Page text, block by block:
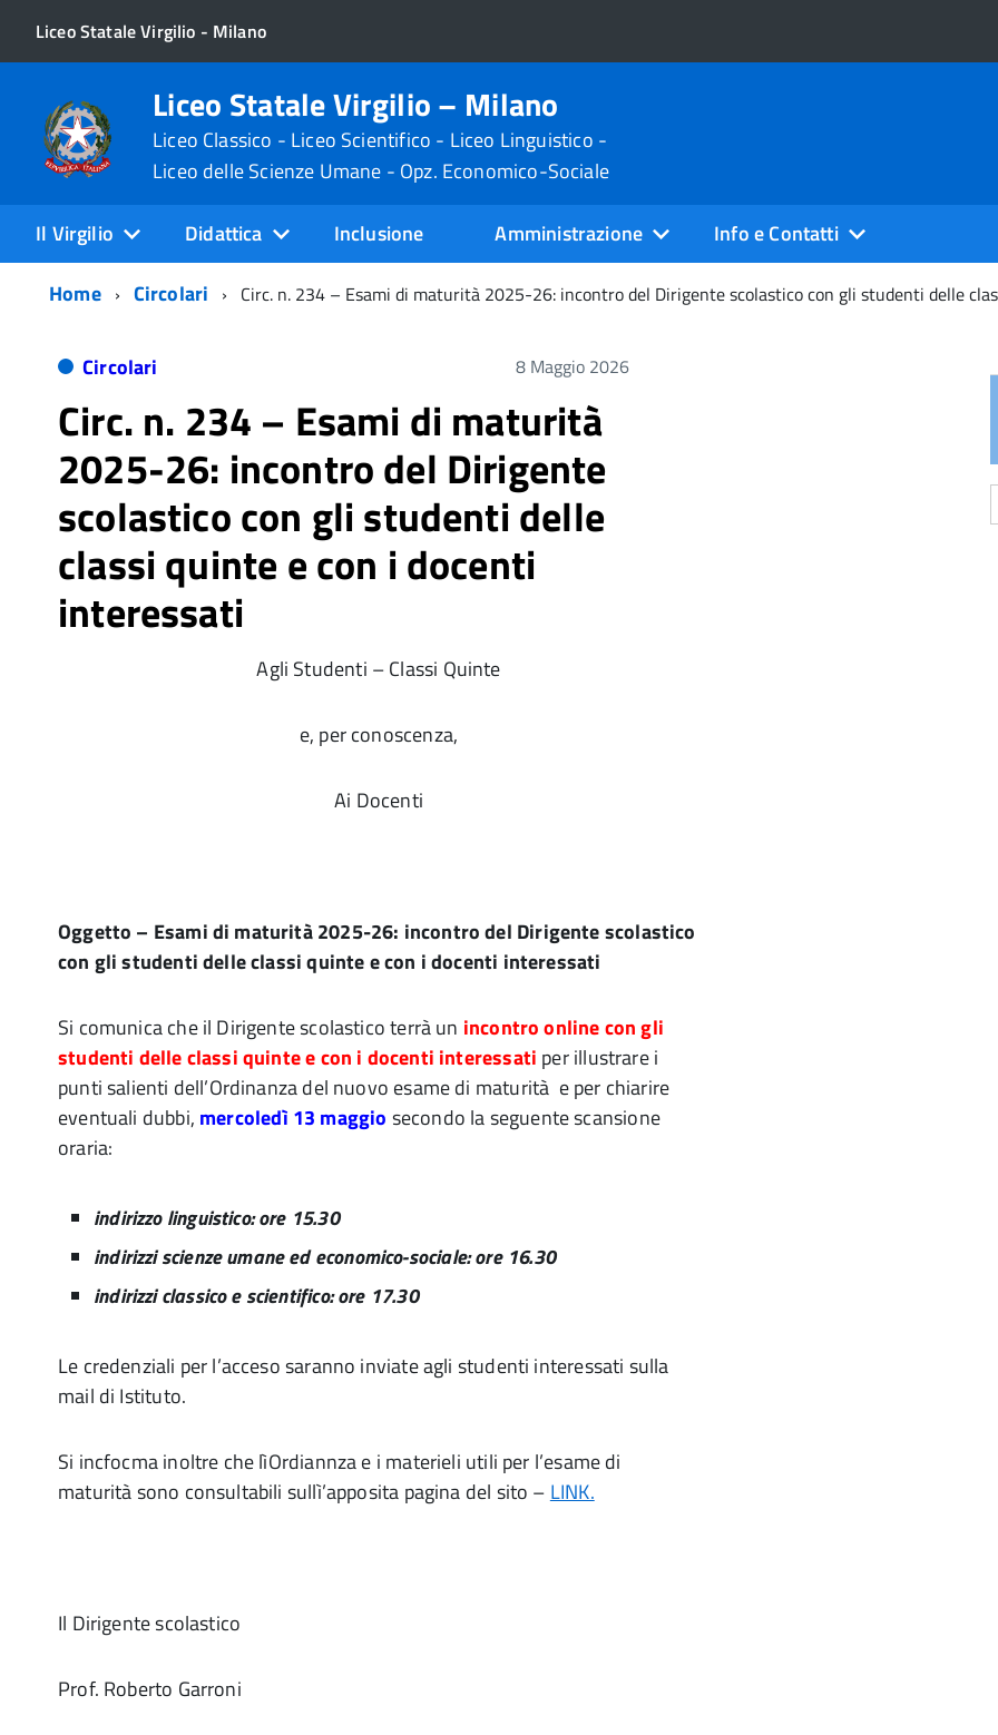
Liceo Statale Virgilio - Milano
Liceo Statale Virgilio – Milano
Liceo Classico - Liceo Scientifico - Liceo Linguistico -
Liceo delle Scienze Umane - Opz. Economico-Sociale
Il Virgilio Didattica Inclusione Amministrazione
Info e Contatti
Home
Circolari Circ. n. 234 – Esami di maturità 2025-26: incontro del Dirigente scolastico con gli studenti delle
Circolari 8 Maggio 2026
Circ. n. 234 – Esami di maturità
2025-26: incontro del Dirigente
scolastico con gli studenti delle
classi quinte e con i docenti
interessati
Agli Studenti – Classi Quinte
e, per conoscenza,
Ai Docenti
Oggetto – Esami di maturità 2025-26: incontro del Dirigente scolastico
con gli studenti delle classi quinte e con i docenti interessati
Si comunica che il Dirigente scolastico terrà un incontro online con gli
studenti delle classi quinte e con i docenti interessati per illustrare i
punti salienti dell’Ordinanza del nuovo esame di maturità e per chiarire
eventuali dubbi, mercoledì 13 maggio secondo la seguente scansione
oraria:
indirizzo linguistico: ore 15.30
indirizzi scienze umane ed economico-sociale: ore 16.30
indirizzi classico e scientifico: ore 17.30
Le credenziali per l’acceso saranno inviate agli studenti interessati sulla
mail di Istituto.
Si incfocma inoltre che lìOrdiannza e i materieli utili per l’esame di
maturità sono consultabili sullì’apposita pagina del sito – LINK.
Il Dirigente scolastico
Prof. Roberto Garroni